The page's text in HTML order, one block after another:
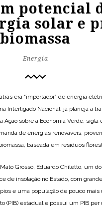
potencial
solar e
biomassa
Energia
era “importador” de energia
Interligado Nacional, já planeja a
Ação sobre a Economia Verde,
de energias renováveis,
baseada em resíduos
Grosso, Eduardo Chiletto, um
de insolação no Estado, com
e uma população de pouco
(PIB) estadual e possui um PIB per